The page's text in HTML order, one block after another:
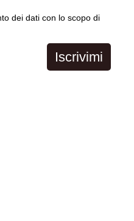
dei dati con lo scopo di
Iscrivimi